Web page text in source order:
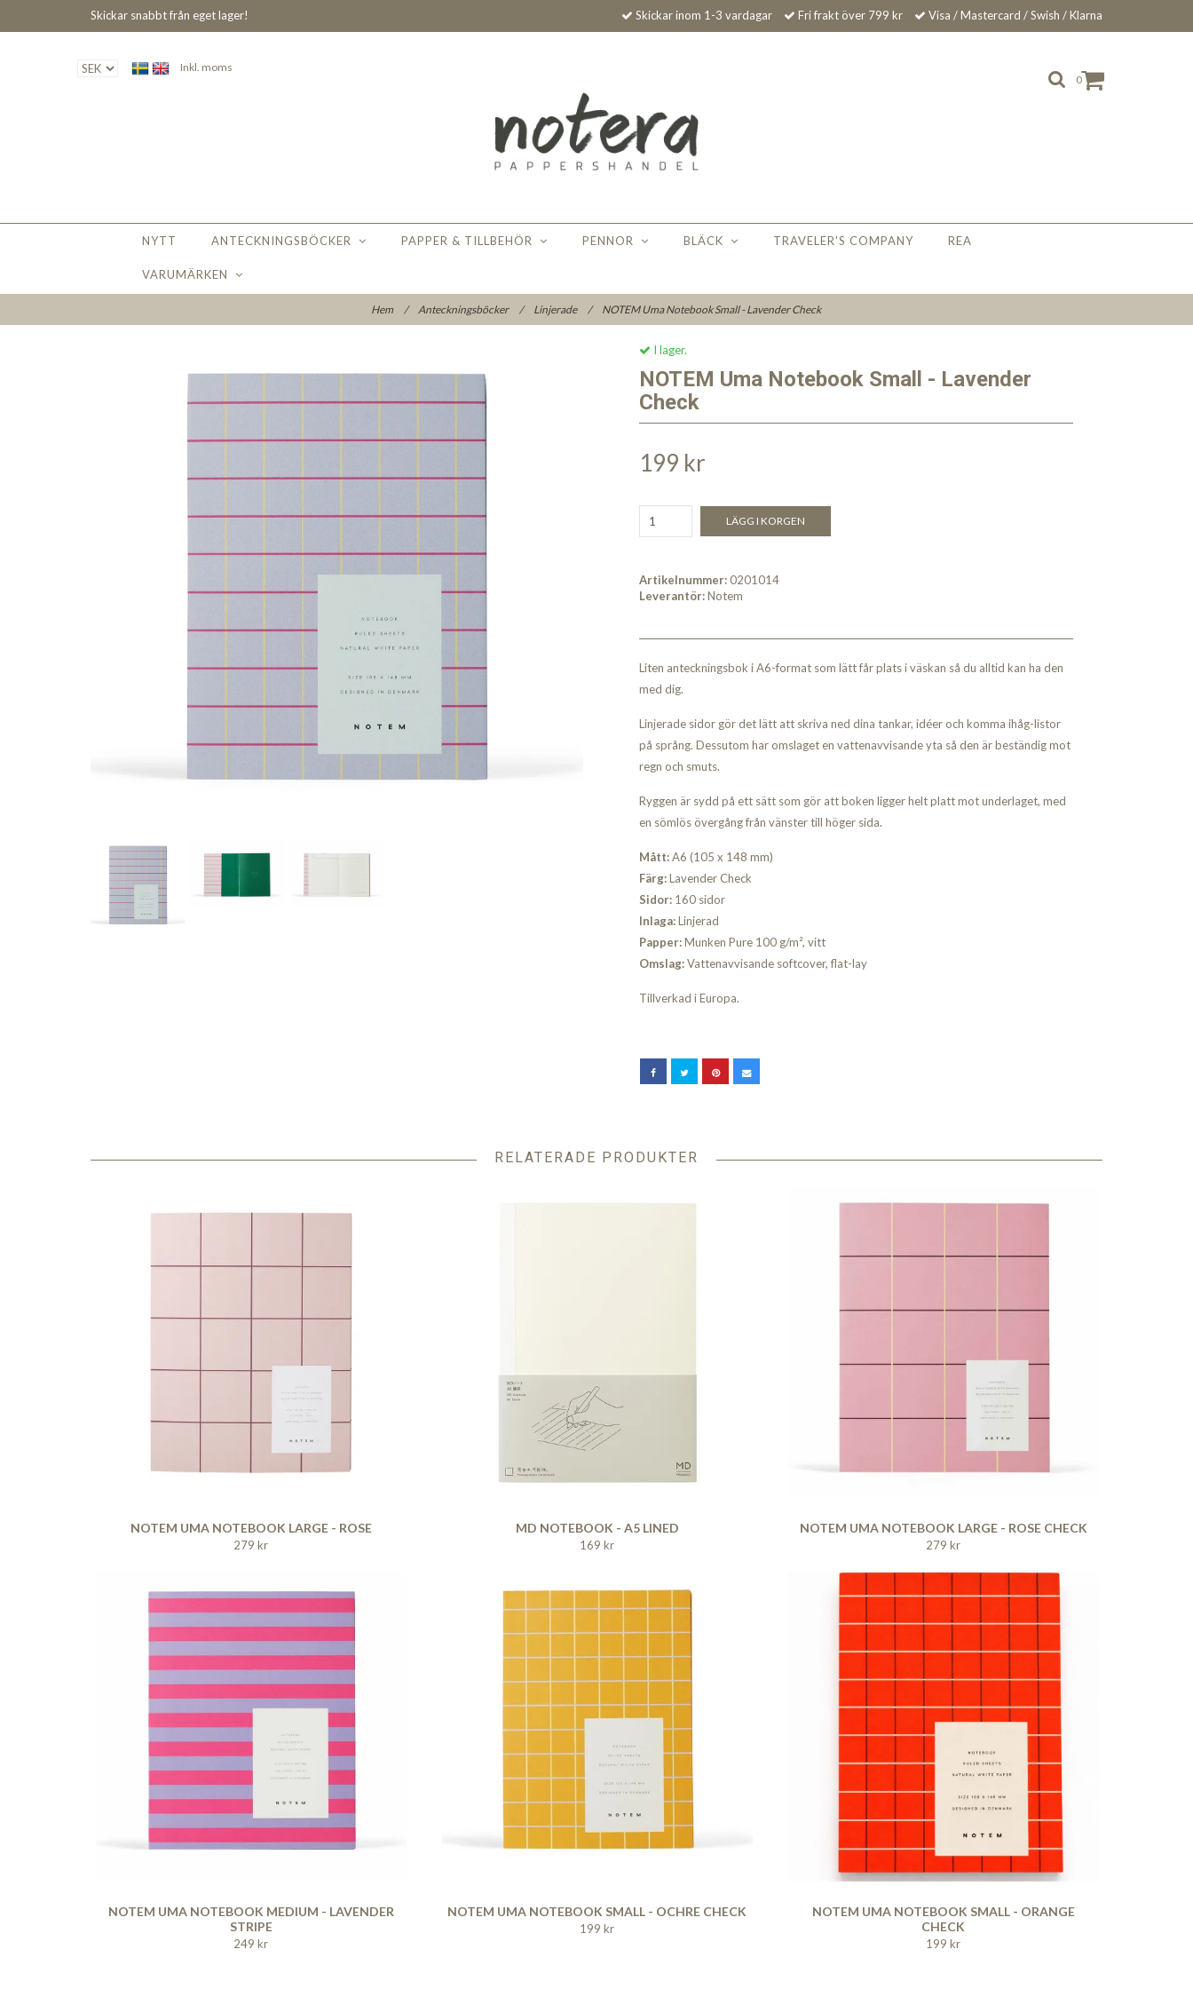
Skickar snabbt från eget lager! Skickar inom 1-3 vardagar Fri frakt över 799 kr Visa / Mastercard / Swish / Klarna
0
Inkl. moms
NYTT ANTECKNINGSBÖCKER PAPPER & TILLBEHÖR PENNOR BLÄCK TRAVELER'S COMPANY REA
VARUMÄRKEN
Hem / Anteckningsböcker / Linjerade / NOTEM Uma Notebook Small - Lavender Check
I lager.
NOTEM Uma Notebook Small - Lavender
Check
199 kr
LÄGG I KORGEN
Artikelnummer:0201014
Leverantör:Notem
Liten anteckningsbok i A6-format som lätt får plats i väskan så du alltid kan ha den
med dig.
Linjerade sidor gör det lätt att skriva ned dina tankar, idéer och komma ihåg-listor
på språng. Dessutom har omslaget en vattenavvisande yta så den är beständig mot
regn och smuts.
Ryggen är sydd på ett sätt som gör att boken ligger helt platt mot underlaget, med
en sömlös övergång från vänster till höger sida.
Mått:A6 (105 x 148 mm)
Färg:Lavender Check
Sidor: 160 sidor
Inlaga:Linjerad
Papper:Munken Pure 100 g/m², vitt
Omslag:Vattenavvisande softcover, flat-lay
Tillverkad i Europa.
RELATERADE PRODUKTER
NOTEM UMA NOTEBOOK LARGE - ROSE
279 kr
MD NOTEBOOK - A5 LINED
169 kr
NOTEM UMA NOTEBOOK LARGE - ROSE CHECK
279 kr
NOTEM UMA NOTEBOOK MEDIUM - LAVENDER
STRIPE
249 kr
NOTEM UMA NOTEBOOK SMALL - OCHRE CHECK
199 kr
NOTEM UMA NOTEBOOK SMALL - ORANGE
CHECK
199 kr